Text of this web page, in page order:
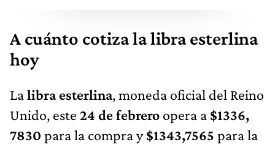
A cuánto cotiza la libra esterlina
hoy
Lalibra esterlina, moneda oficial del Reino
Unido, este 24 de febrero opera a $1336,
7830 para la compra y$1343,7565 para la